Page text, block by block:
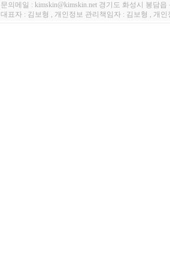
문의메일 : kimskin@kimskin.net 경기도 화성시 봉담
대표자 : 김보형 , 개인정보 관리책임자 : 김보형 , 개